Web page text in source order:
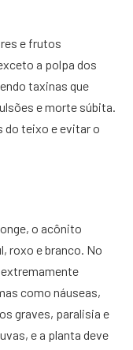
e frutos
a polpa dos
taxinas que
e morte súbita.
do teixo e evitar o
o acônito
roxo e branco. No
como náuseas,
graves, paralisia e
e a planta deve